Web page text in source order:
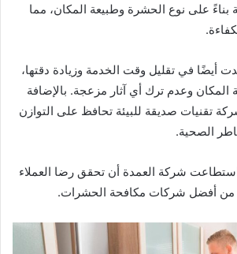
بناءً على نوع الحشرة وطبيعة المكان، مما
أيضًا في تقليل وقت الخدمة وزيادة دقتها،
وعدم ترك أي آثار مزعجة. بالإضافة
تقنيات صديقة للبيئة تحافظ على التوازن
الصحية.
شركة العمدة أن تحقق رضا العملاء
من أفضل شركات مكافحة الحشرات.